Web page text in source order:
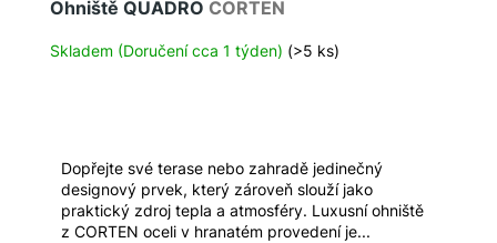
Ohniště QUADRO CORTEN
Skladem (Doručení cca 1 týden) (>5 ks)
Dopřejte své terase nebo zahradě jedinečný
designový prvek, který zároveň slouží jako
praktický zdroj tepla a atmosféry. Luxusní ohniště
z CORTEN oceli v hranatém provedení je...